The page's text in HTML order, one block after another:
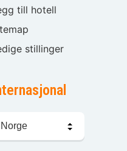
till hotell
stillinger